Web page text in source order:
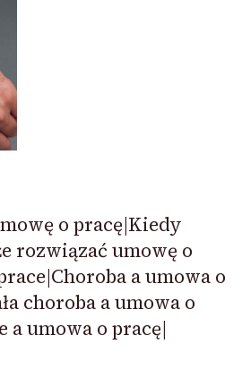
o pracę|Kiedy
rozwiązać umowę o
a umowa o
choroba a umowa o
a umowa o pracę|